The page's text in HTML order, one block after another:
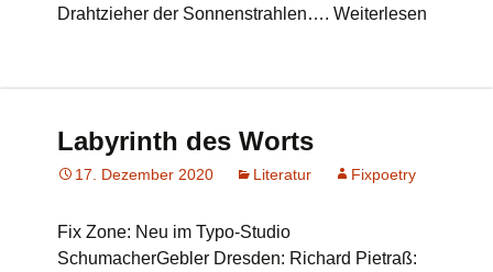
Drahtzieher der Sonnenstrahlen…. Weiterlesen
Labyrinth des Worts
17. Dezember 2020 Literatur Fixpoetry
Fix Zone: Neu im Typo-Studio
SchumacherGebler Dresden: Richard Pietraß: